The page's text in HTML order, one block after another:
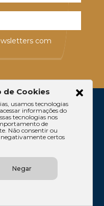
com
de Ética
de Cookies
usamos tecnologias
informações do
tecnologias nos
de
Não consentir ou
certos
Negar